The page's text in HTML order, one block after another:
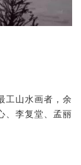
工山水画者，余
、李复堂、孟丽